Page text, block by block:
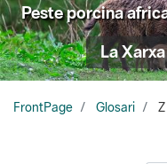
Peste porcina
La
FrontPage Glosari Z